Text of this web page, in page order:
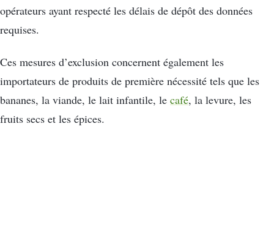
opérateurs ayant respecté les délais de dépôt des données
requises.
Ces mesures d’exclusion concernent également les
importateurs de produits de première nécessité tels que les
bananes, la viande, le lait infantile, le café, la levure, les
fruits secs et les épices.